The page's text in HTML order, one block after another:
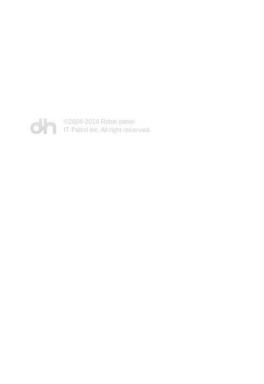
©2004-2014 Robin panel
IT Patrol inc. All right reserved.